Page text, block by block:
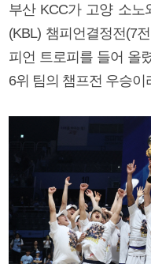
부산 KCC가 고양 소노
(KBL) 챔피언결정전(7
피언 트로피를 들어 올
6위 팀의 챔프전 우승이